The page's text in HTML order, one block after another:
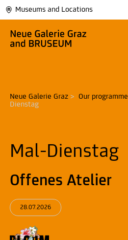
Museums and Locations
Neue Galerie Graz > Our programme
Dienstag
Mal-Dienstag
Offenes Atelier
28.07.2026